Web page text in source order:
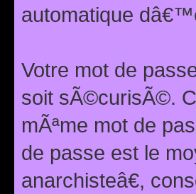
automatique
Votre mot de
soit sÃ©curisÃ©.
mÃªme mot de
de passe est le
anarchisteâ€,